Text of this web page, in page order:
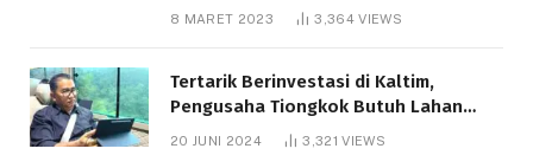
8 MARET 2023 3,364VIEWS
Tertarik Berinvestasi di Kaltim,
Pengusaha Tiongkok Butuh Lahan
1.000 Hektare
20 JUNI 2024 3,321VIEWS